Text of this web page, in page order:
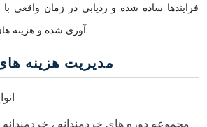
فرایندها ساده شده و ردیابی در زمان واقعی
آوری شده و هزینه های معلق امکان پذیر باشد.
مدیریت هزینه
مجموعه دوره های خردمندانه ،